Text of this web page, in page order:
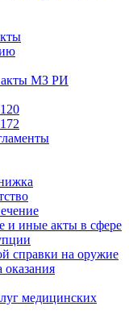
акты МЗ РИ
и иные акты в сфере
справки на оружие
оказания
медицинскиx